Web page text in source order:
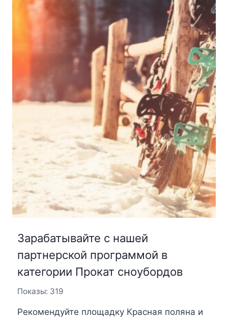
Зарабатывайте с нашей
партнерской программой в
категории Прокат сноубордов
Показы: 319
Рекомендуйте площадку Красная поляна и